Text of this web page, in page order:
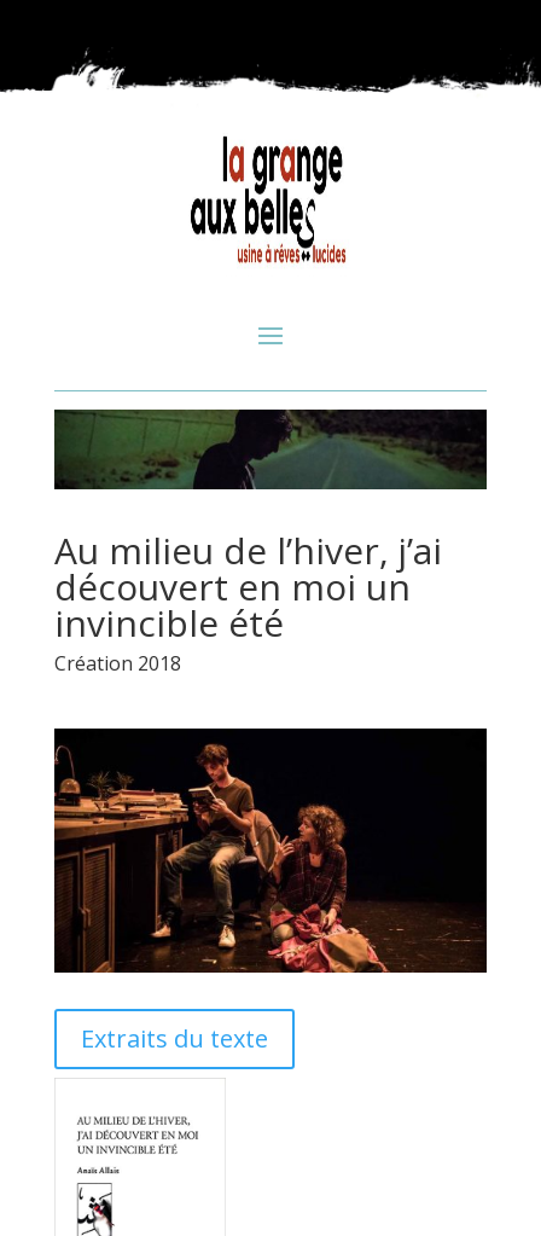
Au milieu de l’hiver, j’ai
découvert en moi un
invincible été
Création 2018
Extraits du texte